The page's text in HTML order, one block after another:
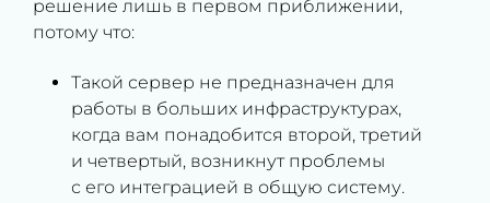
решение лишь в первом приближении,
потому что:
Такой сервер не предназначен для
работы в больших инфраструктурах,
когда вам понадобится второй, третий
и четвертый, возникнут проблемы
с его интеграцией в общую систему.